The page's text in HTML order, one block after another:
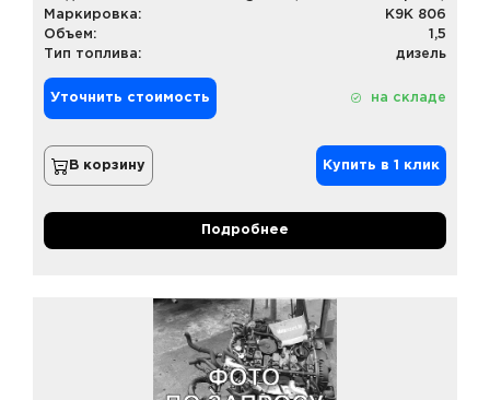
Маркировка:
K9K 806
Объем:
1,5
Тип топлива:
дизель
Уточнить стоимость на складе
В корзину Купить в 1 клик
Подробнее